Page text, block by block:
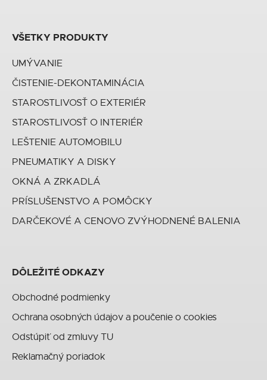
VŠETKY PRODUKTY
UMÝVANIE
ČISTENIE-DEKONTAMINÁCIA
STAROSTLIVOSŤ O EXTERIÉR
STAROSTLIVOSŤ O INTERIÉR
LEŠTENIE AUTOMOBILU
PNEUMATIKY A DISKY
OKNÁ A ZRKADLÁ
PRÍSLUŠENSTVO A POMÔCKY
DARČEKOVÉ A CENOVO ZVÝHODNENÉ BALENIA
DÔLEŽITÉ ODKAZY
Obchodné podmienky
Ochrana osobných údajov a poučenie o cookies
Odstúpiť od zmluvy TU
Reklamačný poriadok